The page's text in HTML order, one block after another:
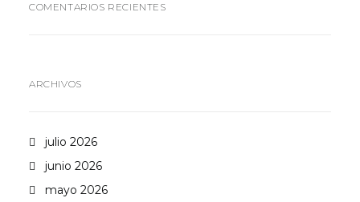
COMENTARIOS RECIENTES
ARCHIVOS
julio 2026
junio 2026
mayo 2026